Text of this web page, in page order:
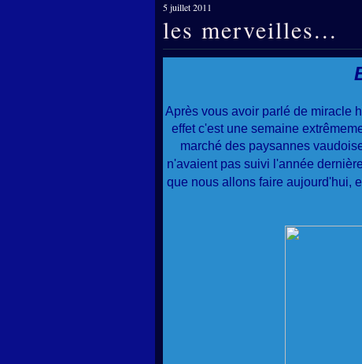
5 juillet 2011
les merveilles...
Après vous avoir parlé de miracle
effet c'est une semaine
marché des paysannes
n'avaient pas suivi l'année
que nous allons faire aujourd'hui,